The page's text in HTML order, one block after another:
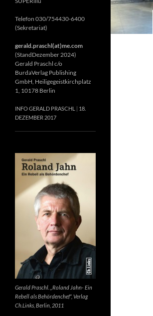
Telefon 030/754430-6400
(Sekretariat)
gerald.praschl(at)me.com
(StandDezember 2024)
Gerald Praschl c/o
BurdaVerlag Publishing
GmbH, Heiligegeistkirchplatz
1, 10178 Berlin
INFO GERALD PRASCHL
18.
DEZEMBER 2017
Gerald Praschl. „Roland Jahn- Ein
Rebell als Behördenchef“, Verlag
Ch.Links, Berlin, 2011